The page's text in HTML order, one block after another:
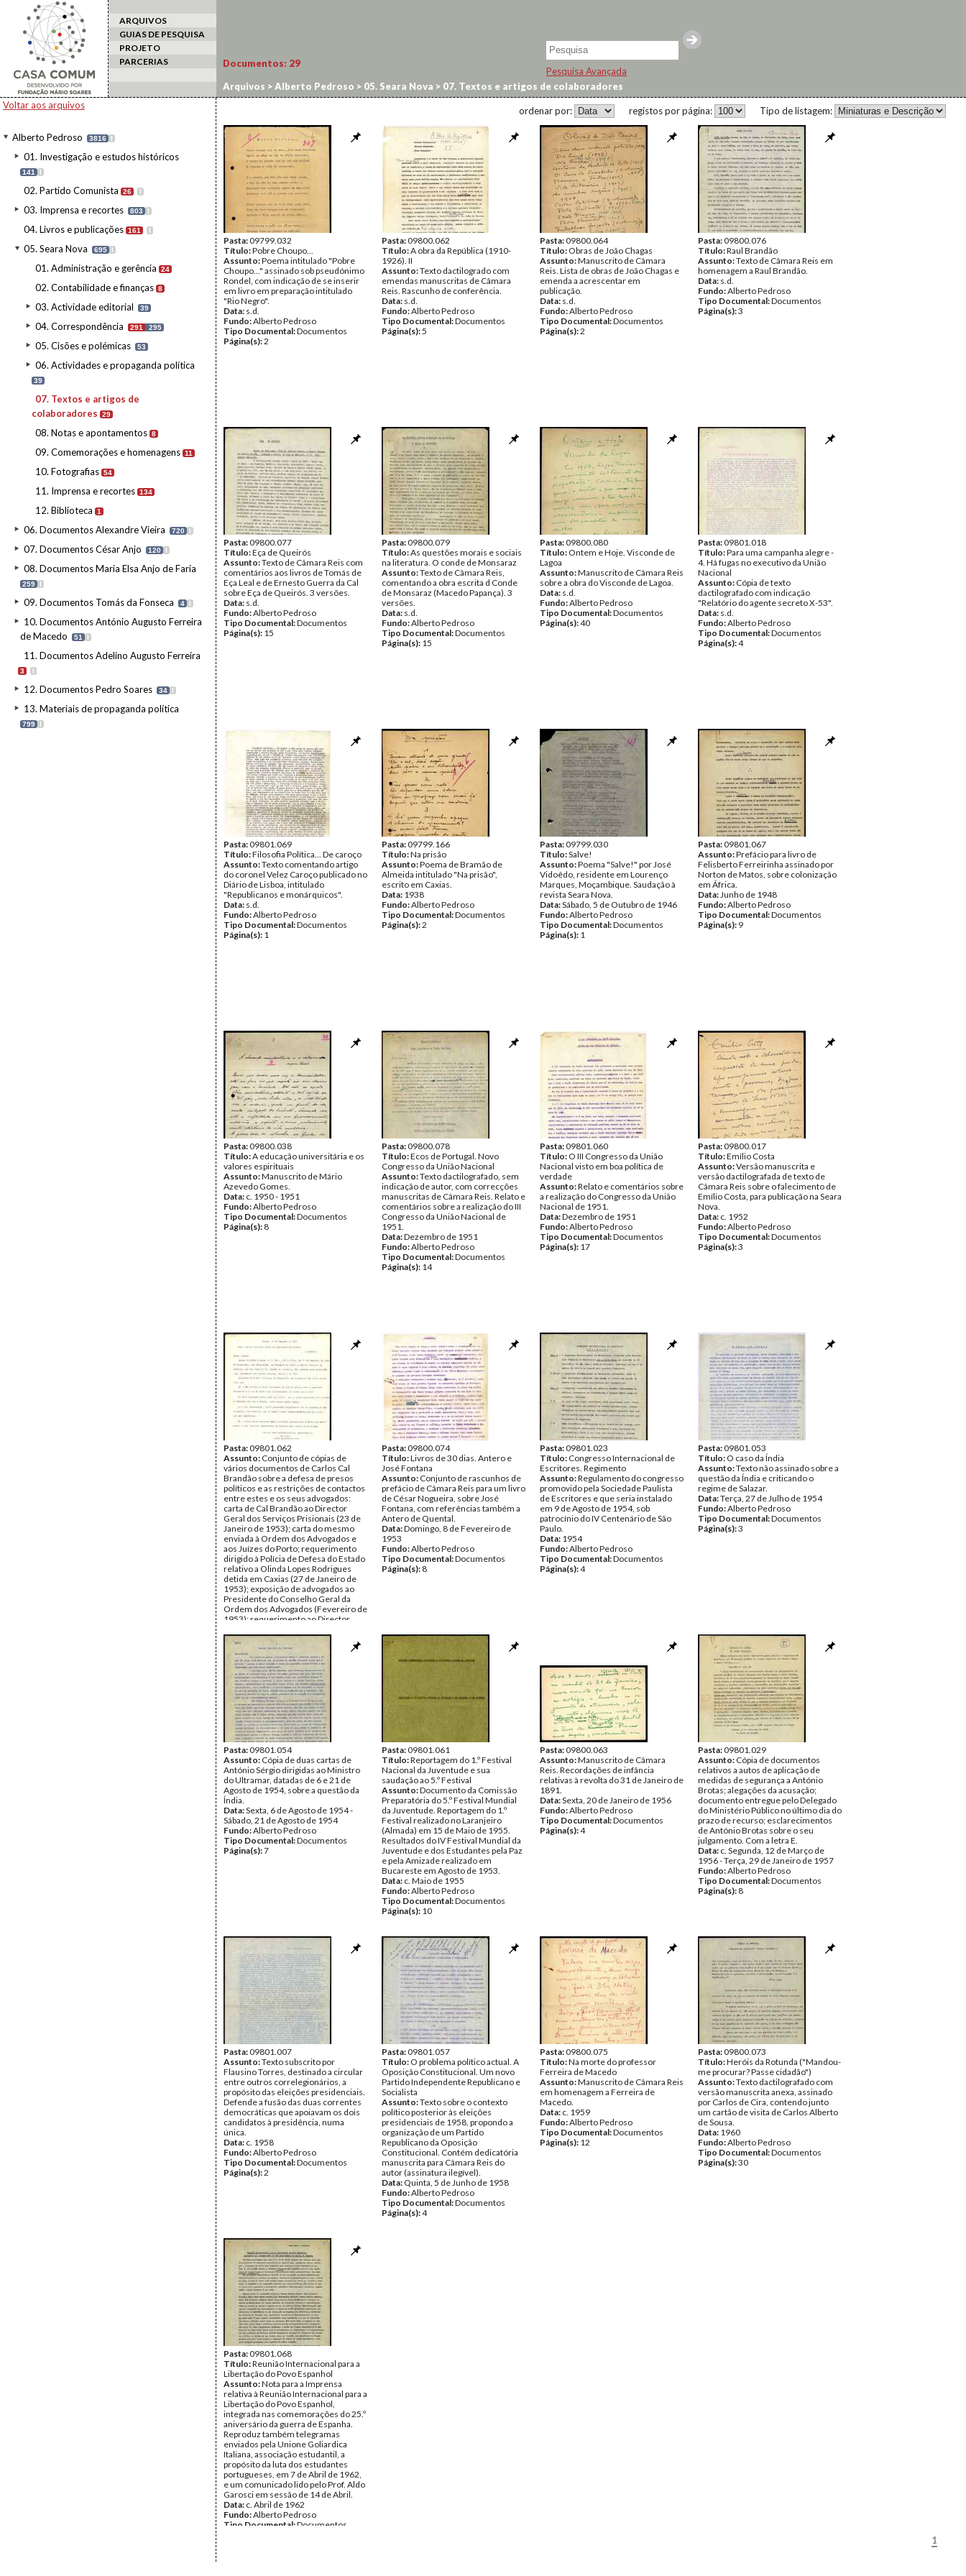
ARQUIVOS
GUIAS DE PESQUISA
PROJETO
PARCERIAS
Pesquisa Avançada
Voltar aos arquivos
Alberto Pedroso 3816 I
01. Investigação e estudos históricos
141 I
02. Partido Comunista 26 I
03. Imprensa e recortes 803 I
04. Livros e publicações 161 I
05. Seara Nova 695 I
01. Administração e gerência 24
02. Contabilidade e finanças 8
03. Actividade editorial 39
04. Correspondência 291 295
05. Cisões e polémicas 53
06. Actividades e propaganda política
39
07. Textos e artigos de
colaboradores
29
08. Notas e apontamentos 8
09. Comemorações e homenagens 11
10. Fotografias 54
11. Imprensa e recortes 134
12. Biblioteca 1
06. Documentos Alexandre Vieira 720 I
07. Documentos César Anjo 120 I
08. Documentos Maria Elsa Anjo de Faria
259 I
09. Documentos Tomás da Fonseca 4 I
10. Documentos António Augusto Ferreira
de Macedo
51 I
11. Documentos Adelino Augusto Ferreira
3 I
12. Documentos Pedro Soares 34 I
13. Materiais de propaganda política
799 I
Documentos: 29
Arquivos >Alberto Pedroso > 05. Seara Nova > 07. Textos e artigos de colaboradores
Tipo de listagem:
registos por página:
ordenar por:
Pasta:09799.032
Título:Pobre Choupo...
Assunto:Poema intitulado "Pobre
Choupo..." assinado sob pseudónimo
Rondel, com indicação de se inserir
em livro em preparação intitulado
"Rio Negro".
Data: s.d.
Fundo:Alberto Pedroso
Tipo Documental:Documentos
Página(s):2
Pasta:09800.062
Título:A obra da República (1910-
1926). II
Assunto:Texto dactilogrado com
emendas manuscritas de Câmara
Reis. Rascunho de conferência.
Data: s.d.
Fundo:Alberto Pedroso
Tipo Documental:Documentos
Página(s):5
Pasta:09800.064
Título: Obras de João Chagas
Assunto:Manuscrito de Câmara
Reis. Lista de obras de João Chagas e
emenda a acrescentar em
publicação.
Data: s.d.
Fundo:Alberto Pedroso
Tipo Documental:Documentos
Página(s):2
Pasta:09800.076
Título:Raul Brandão
Assunto:Texto de Câmara Reis em
homenagem a Raul Brandão.
Data: s.d.
Fundo:Alberto Pedroso
Tipo Documental:Documentos
Página(s):3
Pasta:09800.077
Título:Eça de Queirós
Assunto:Texto de Câmara Reis com
comentários aos livros de Tomás de
Eça Leal e de Ernesto Guerra da Cal
sobre Eça de Queirós. 3 versões.
Data: s.d.
Fundo:Alberto Pedroso
Tipo Documental:Documentos
Página(s): 15
Pasta:09800.079
Título:As questões morais e sociais
na literatura. O conde de Monsaraz
Assunto:Texto de Câmara Reis,
comentando a obra escrita d Conde
de Monsaraz (Macedo Papança). 3
versões.
Data: s.d.
Fundo:Alberto Pedroso
Tipo Documental:Documentos
Página(s): 15
Pasta:09800.080
Título: Ontem e Hoje. Visconde de
Lagoa
Assunto:Manuscrito de Câmara Reis
sobre a obra do Visconde de Lagoa.
Data: s.d.
Fundo:Alberto Pedroso
Tipo Documental:Documentos
Página(s):40
Pasta:09801.018
Título:Para uma campanha alegre -
4. Há fugas no executivo da União
Nacional
Assunto: Cópia de texto
dactilografado com indicação
"Relatório do agente secreto X-53".
Data: s.d.
Fundo:Alberto Pedroso
Tipo Documental:Documentos
Página(s):4
Pasta:09801.069
Título:Filosofia Política... De caroço
Assunto:Texto comentando artigo
do coronel Velez Caroço publicado no
Diário de Lisboa, intitulado
"Republicanos e monárquicos".
Data: s.d.
Fundo:Alberto Pedroso
Tipo Documental:Documentos
Página(s): 1
Pasta:09799.166
Título:Na prisão
Assunto:Poema de Bramão de
Almeida intitulado "Na prisão",
escrito em Caxias.
Data: 1938
Fundo:Alberto Pedroso
Tipo Documental:Documentos
Página(s):2
Pasta:09799.030
Título:Salve!
Assunto:Poema "Salve!" por José
Vidoêdo, residente em Lourenço
Marques, Moçambique. Saudação à
revista Seara Nova.
Data:Sábado, 5 de Outubro de 1946
Fundo:Alberto Pedroso
Tipo Documental:Documentos
Página(s): 1
Pasta:09801.067
Assunto:Prefácio para livro de
Felisberto Ferreirinha assinado por
Norton de Matos, sobre colonização
em África.
Data:Junho de 1948
Fundo:Alberto Pedroso
Tipo Documental:Documentos
Página(s): 9
Pasta:09800.038
Título:A educação universitária e os
valores espirituais
Assunto:Manuscrito de Mário
Azevedo Gomes.
Data: c. 1950 - 1951
Fundo:Alberto Pedroso
Tipo Documental:Documentos
Página(s): 8
Pasta:09800.078
Título:Ecos de Portugal. Novo
Congresso da União Nacional
Assunto:Texto dactilografado, sem
indicação de autor, com correcções
manuscritas de Câmara Reis. Relato e
comentários sobre a realização do III
Congresso da União Nacional de
1951.
Data:Dezembro de 1951
Fundo:Alberto Pedroso
Tipo Documental:Documentos
Página(s): 14
Pasta:09801.060
Título: O III Congresso da União
Nacional visto em boa política de
verdade
Assunto:Relato e comentários sobre
a realização do Congresso da União
Nacional de 1951.
Data:Dezembro de 1951
Fundo:Alberto Pedroso
Tipo Documental:Documentos
Página(s): 17
Pasta:09800.017
Título:Emílio Costa
Assunto:Versão manuscrita e
versão dactilografada de texto de
Câmara Reis sobre o falecimento de
Emílio Costa, para publicação na Seara
Nova.
Data: c. 1952
Fundo:Alberto Pedroso
Tipo Documental:Documentos
Página(s):3
Pasta:09801.062
Assunto: Conjunto de cópias de
vários documentos de Carlos Cal
Brandão sobre a defesa de presos
políticos e as restrições de contactos
entre estes e os seus advogados:
carta de Cal Brandão ao Director
Geral dos Serviços Prisionais (23 de
Janeiro de 1953); carta do mesmo
enviada à Ordem dos Advogados e
aos Juízes do Porto; requerimento
dirigido à Polícia de Defesa do Estado
relativo a Olinda Lopes Rodrigues
detida em Caxias (27 de Janeiro de
1953); exposição de advogados ao
Presidente do Conselho Geral da
Ordem dos Advogados (Fevereiro de
1953); requerimento ao Director
advogados dos reclusos do Forte de
Peniche (6 de Dezembro de 1952).
Data:1953
Fundo:Alberto Pedroso
Tipo Documental:Documentos
Página(s):24
Pasta:09800.074
Título:Livros de 30 dias. Antero e
José Fontana
Assunto: Conjunto de rascunhos de
prefácio de Câmara Reis para um livro
de César Nogueira, sobre José
Fontana, com referências também a
Antero de Quental.
Data:Domingo, 8 de Fevereiro de
1953
Fundo:Alberto Pedroso
Tipo Documental:Documentos
Página(s): 8
Pasta:09801.023
Título: Congresso Internacional de
Escritores. Regimento
Assunto:Regulamento do congresso
promovido pela Sociedade Paulista
de Escritores e que seria instalado
em 9 de Agosto de 1954, sob
patrocínio do IV Centenário de São
Paulo.
Data: 1954
Fundo:Alberto Pedroso
Tipo Documental:Documentos
Página(s):4
Pasta:09801.053
Título: O caso da Índia
Assunto:Texto não assinado sobre a
questão da Índia e criticando o
regime de Salazar.
Data:Terça, 27 de Julho de 1954
Fundo:Alberto Pedroso
Tipo Documental:Documentos
Página(s):3
Pasta:09801.054
Assunto: Cópia de duas cartas de
António Sérgio dirigidas ao Ministro
do Ultramar, datadas de 6 e 21 de
Agosto de 1954, sobre a questão da
Índia.
Data:Sexta, 6 de Agosto de 1954 -
Sábado, 21 de Agosto de 1954
Fundo:Alberto Pedroso
Tipo Documental:Documentos
Página(s):7
Pasta:09801.061
Título:Reportagem do 1.º Festival
Nacional da Juventude e sua
saudação ao 5.º Festival
Assunto:Documento da Comissão
Preparatória do 5.º Festival Mundial
da Juventude. Reportagem do 1.º
Festival realizado no Laranjeiro
(Almada) em 15 de Maio de 1955.
Resultados do IV Festival Mundial da
Juventude e dos Estudantes pela Paz
e pela Amizade realizado em
Bucareste em Agosto de 1953.
Data: c. Maio de 1955
Fundo:Alberto Pedroso
Tipo Documental:Documentos
Página(s): 10
Pasta:09800.063
Assunto:Manuscrito de Câmara
Reis. Recordações de infância
relativas à revolta do 31 de Janeiro de
1891.
Data:Sexta, 20 de Janeiro de 1956
Fundo:Alberto Pedroso
Tipo Documental:Documentos
Página(s):4
Pasta:09801.029
Assunto: Cópia de documentos
relativos a autos de aplicação de
medidas de segurança a António
Brotas; alegações da acusação;
documento entregue pelo Delegado
do Ministério Público no último dia do
prazo de recurso; esclarecimentos
de António Brotas sobre o seu
julgamento. Com a letra E.
Data: c. Segunda, 12 de Março de
1956 - Terça, 29 de Janeiro de 1957
Fundo:Alberto Pedroso
Tipo Documental:Documentos
Página(s): 8
Pasta:09801.007
Assunto:Texto subscrito por
Flausino Torres, destinado a circular
entre outros correlegionários, a
propósito das eleições presidenciais.
Defende a fusão das duas correntes
democráticas que apoiavam os dois
candidatos à presidência, numa
única.
Data: c. 1958
Fundo:Alberto Pedroso
Tipo Documental:Documentos
Página(s):2
Pasta:09801.057
Título: O problema político actual. A
Oposição Constitucional. Um novo
Partido Independente Republicano e
Socialista
Assunto:Texto sobre o contexto
político posterior às eleições
presidenciais de 1958, propondo a
organização de um Partido
Republicano da Oposição
Constitucional. Contém dedicatória
manuscrita para Câmara Reis do
autor (assinatura ilegível).
Data: Quinta, 5 de Junho de 1958
Fundo:Alberto Pedroso
Tipo Documental:Documentos
Página(s):4
Pasta:09800.075
Título:Na morte do professor
Ferreira de Macedo
Assunto:Manuscrito de Câmara Reis
em homenagem a Ferreira de
Macedo.
Data: c. 1959
Fundo:Alberto Pedroso
Tipo Documental:Documentos
Página(s): 12
Pasta:09800.073
Título:Heróis da Rotunda ("Mandou-
me procurar? Passe cidadão")
Assunto:Texto dactilografado com
versão manuscrita anexa, assinado
por Carlos de Cira, contendo junto
um cartão de visita de Carlos Alberto
de Sousa.
Data: 1960
Fundo:Alberto Pedroso
Tipo Documental:Documentos
Página(s):30
Pasta:09801.068
Título:Reunião Internacional para a
Libertação do Povo Espanhol
Assunto:Nota para a Imprensa
relativa à Reunião Internacional para a
Libertação do Povo Espanhol,
integrada nas comemorações do 25.º
aniversário da guerra de Espanha.
Reproduz também telegramas
enviados pela Unione Goliardica
Italiana, associação estudantil, a
propósito da luta dos estudantes
portugueses, em 7 de Abril de 1962,
e um comunicado lido pelo Prof. Aldo
Garosci em sessão de 14 de Abril.
Data: c. Abril de 1962
Fundo:Alberto Pedroso
Tipo Documental:Documentos
1